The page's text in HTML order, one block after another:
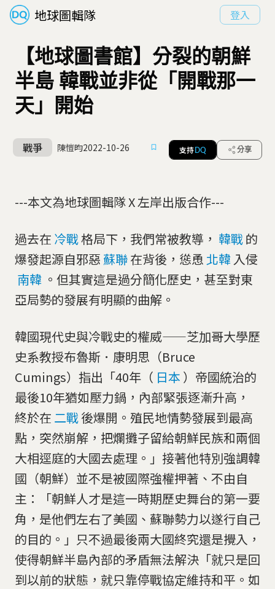
地球圖輯隊 登入
【地球圖書館】分裂的朝鮮
半島 韓戰並非從「開戰那一
天」開始
戰爭 陳愷昀2022-10-26 支持 DQ 分享
---本文為地球圖輯隊 X 左岸出版合作---
過去在 冷戰格局下，我們常被教導， 韓戰的
爆發起源自邪惡 蘇聯在背後，慫恿 北韓 入侵
南韓 。但其實這是過分簡化歷史，甚至對東
亞局勢的發展有明顯的曲解。
韓國現代史與冷戰史的權威——芝加哥大學歷
史系教授布魯斯．康明思（Bruce
Cumings）指出「40年（ 日本 ）帝國統治的
最後10年猶如壓力鍋，內部緊張逐漸升高，
終於在 二戰後爆開。殖民地情勢發展到最高
點，突然崩解，把爛攤子留給朝鮮民族和兩個
大相逕庭的大國去處理。」接著他特別強調韓
國（朝鮮）並不是被國際強權押著、不由自
主：「朝鮮人才是這一時期歷史舞台的第一要
角，是他們左右了美國、蘇聯勢力以遂行自己
的目的。」只不過最後兩大國終究還是攪入，
使得朝鮮半島內部的矛盾無法解決「就只是回
到以前的狀態，就只靠停戰協定維持和平。如